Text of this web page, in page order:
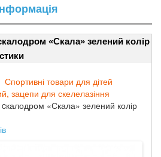
«Скала» зелений колір
Спортивні товари для дітей
зацепи для скелелазіння
«Скала» зелений колір